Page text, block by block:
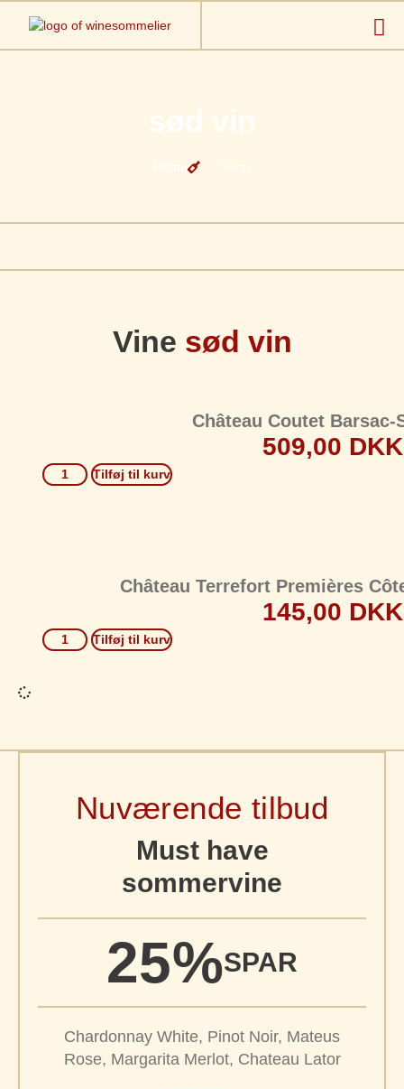
sød vin
Home Shop
Vine sød vin
Château Coutet Barsac-
509,00 DKK
Tilføj til kurv
Château Terrefort Premières
145,00 DKK
Tilføj til kurv
Nuværende tilbud
Must have
sommervine
25%SPAR
Chardonnay White, Pinot Noir, Mateus
Rose, Margarita Merlot, Chateau Lator